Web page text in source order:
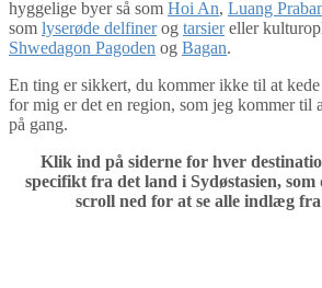
hyggelige byer så som Hoi An, Luang
som lyserøde delfinerog tarsiereller
Shwedagon Pagoden og Bagan.
En ting er sikkert, du kommer ikke til at
for mig er det en region, som jeg kommer til
på gang.
Klik ind på siderne for hver
specifikt fra det land i Sydøstasien,
scroll ned for at se alle indlæg fra